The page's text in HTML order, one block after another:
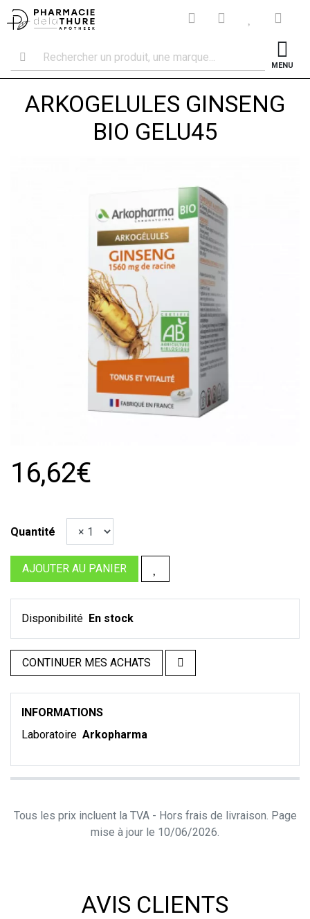
MENU
ARKOGELULES GINSENG
BIO GELU45
16,62€
Quantité
AJOUTER AU PANIER
Disponibilité En stock
CONTINUER MES ACHATS
INFORMATIONS
Laboratoire Arkopharma
Tous les prix incluent la TVA - Hors frais de livraison. Page
mise à jour le 10/06/2026.
AVIS CLIENTS